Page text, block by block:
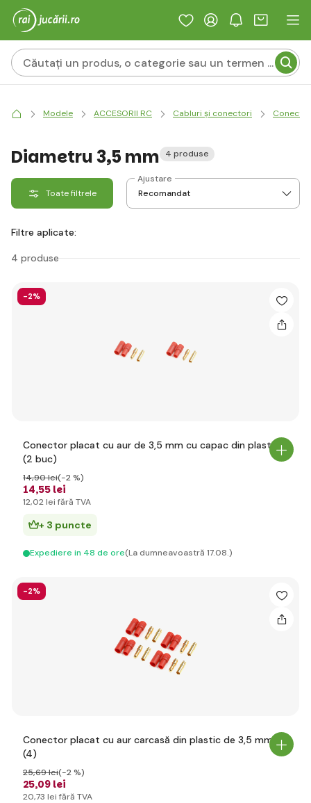
Modele ACCESORII RC Cabluri și conectori
Diametru 3,5 mm 4 produse
Toate filtrele
Ajustare
Filtre aplicate:
4 produse
-2%
Conector placat cu aur de 3,5 mm cu capac din plastic
(2 buc)
14,55 lei
14,90 lei(-2 %)
12,02 lei fără TVA
+ 3 puncte
Expediere in 48 de ore(La dumneavoastră 17.08.)
-2%
Conector placat cu aur carcasă din plastic de 3,5 mm
(4)
25,09 lei
25,69 lei(-2 %)
20,73 lei fără TVA